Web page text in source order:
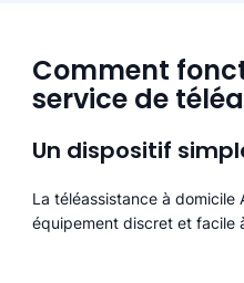
Comment
service de
Un dispositif
La téléassistance à domicile
équipement discret et facile